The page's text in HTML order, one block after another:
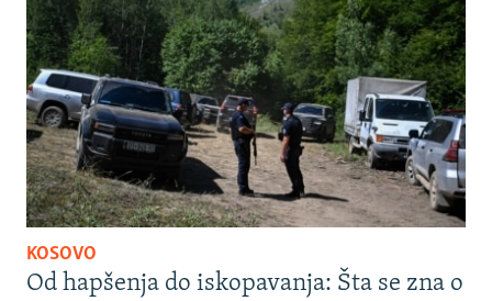
KOSOVO
Od hapšenja do iskopavanja: Šta se zna o